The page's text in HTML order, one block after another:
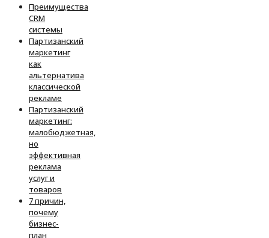
Преимущества
CRM
системы
Партизанский
маркетинг
как
альтернатива
классической
рекламе
Партизанский
маркетинг:
малобюджетная,
но
эффективная
реклама
услуг и
товаров
7 причин,
почему
бизнес-
план